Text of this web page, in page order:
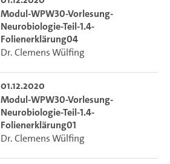
Modul-WPW30-Vorlesung-
Neurobiologie-Teil-1.4-
Folienerklärung04
Dr. Clemens Wülfing
01.12.2020
Modul-WPW30-Vorlesung-
Neurobiologie-Teil-1.4-
Folienerklärung01
Dr. Clemens Wülfing